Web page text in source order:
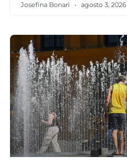
Josefina Bonari agosto 3, 2026